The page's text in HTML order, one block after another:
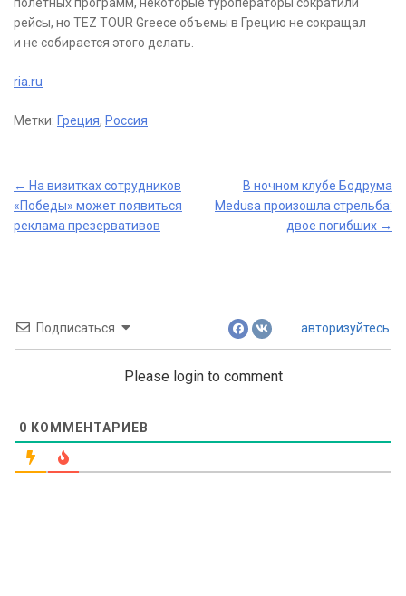
рейсы, но TEZ TOUR Greece объемы в Грецию не сокращал
и не собирается этого делать.
ria.ru
Метки: Греция, Россия
Post
navigation
← На визитках сотрудников
«Победы» может появиться
реклама презервативов
В ночном клубе Бодрума
Medusa произошла стрельба:
двое погибших →
Подписаться авторизуйтесь
Please login to comment
0 КОММЕНТАРИЕВ